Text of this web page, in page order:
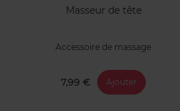
Masseur de tête
Accessoire de massage
7,99 € Ajouter